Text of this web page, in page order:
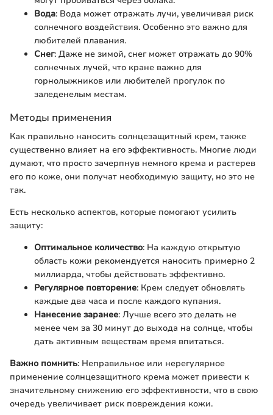
Вода: Вода может отражать лучи, увеличивая риск
солнечного воздействия. Особенно это важно для
любителей плавания.
Снег: Даже не зимой, снег может отражать до 90%
солнечных лучей, что кране важно для
горнолыжников или любителей прогулок по
заледенелым местам.
Методы применения
Как правильно наносить солнцезащитный крем, также
существенно влияет на его эффективность. Многие люди
думают, что просто зачерпнув немного крема и растерев
его по коже, они получат необходимую защиту, но это не
так.
Есть несколько аспектов, которые помогают усилить
защиту:
Оптимальное количество: На каждую открытую
область кожи рекомендуется наносить примерно 2
миллиарда, чтобы действовать эффективно.
Регулярное повторение: Крем следует обновлять
каждые два часа и после каждого купания.
Нанесение заранее: Лучше всего это делать не
менее чем за 30 минут до выхода на солнце, чтобы
дать активным веществам время впитаться.
Важно помнить: Неправильное или нерегулярное
применение солнцезащитного крема может привести к
значительному снижению его эффективности, что в свою
очередь увеличивает риск повреждения кожи.